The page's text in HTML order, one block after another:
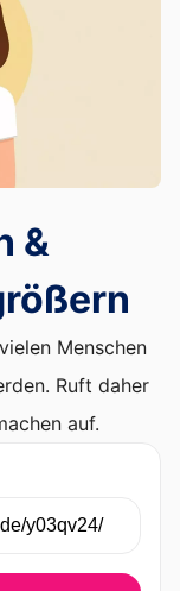
&
Menschen
Ruft daher
auf.